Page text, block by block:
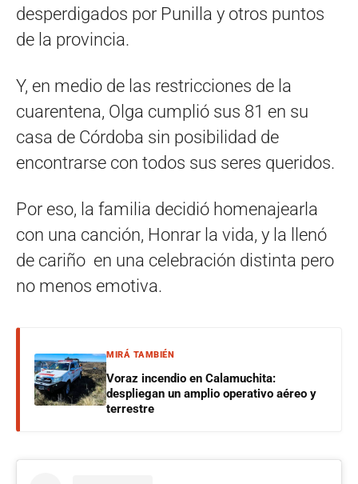
desperdigados por Punilla y otros puntos
de la provincia.
Y, en medio de las restricciones de la
cuarentena, Olga cumplió sus 81 en su
casa de Córdoba sin posibilidad de
encontrarse con todos sus seres queridos.
Por eso, la familia decidió homenajearla
con una canción, Honrar la vida, y la llenó
de cariño en una celebración distinta pero
no menos emotiva.
MIRÁ TAMBIÉN
Voraz incendio en Calamuchita:
despliegan un amplio operativo aéreo y
terrestre